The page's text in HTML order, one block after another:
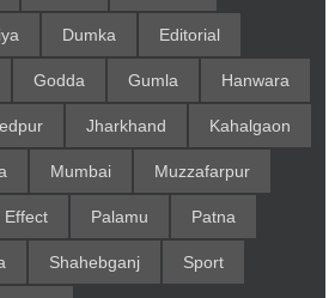
Dumka Editorial
Godda Gumla Hanwara
Jharkhand Kahalgaon
Mumbai Muzzafarpur
Effect Palamu Patna
Shahebganj Sport